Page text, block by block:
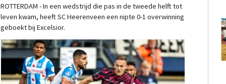
ROTTERDAM - In een wedstrijd die pas in de tweede helft tot
leven kwam, heeft SC Heerenveen een nipte 0-1 overwinning
geboekt bij Excelsior.